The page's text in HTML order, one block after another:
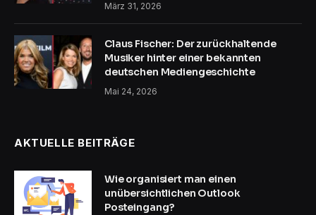
März 31, 2026
Claus Fischer: Der zurückhaltende
Musiker hinter einer bekannten
deutschen Mediengeschichte
Mai 24, 2026
AKTUELLE BEITRÄGE
Wie organisiert man einen
unübersichtlichen Outlook
Posteingang?